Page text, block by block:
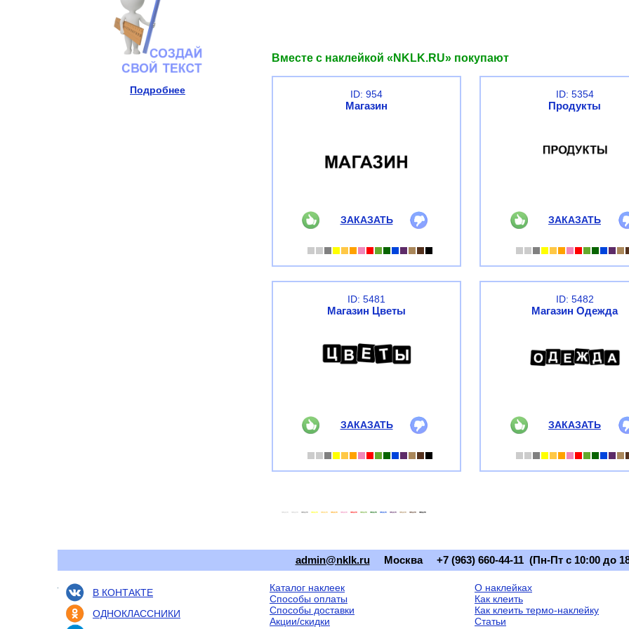
Подробнее
Вместе с наклейкой «NKLK.RU» покупают
ID: 954
Магазин
ЗАКАЗАТЬ
ID: 5354
Продукты
ЗАКАЗАТЬ
ID: 5481
Магазин Цветы
ЗАКАЗАТЬ
ID: 5482
Магазин Одежда
ЗАКАЗАТЬ
admin@nklk.ru Москва +7 (963) 660-44-11 (Пн-Пт с 10:00 до
В КОНТАКТЕ
ОДНОКЛАССНИКИ
Каталог наклеек
Способы оплаты
Способы доставки
Акции/скидки
О наклейках
Как клеить
Как клеить термо-наклейку
Статьи